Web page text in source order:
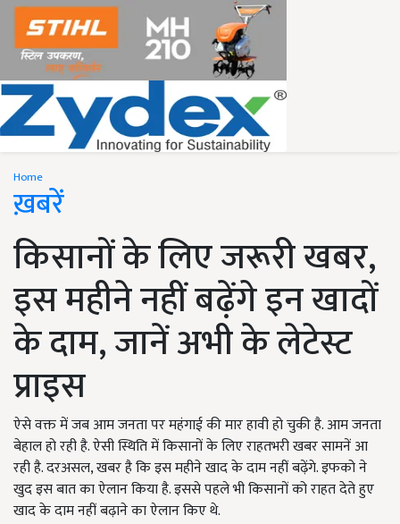
Home
ख़बरें
किसानों के लिए जरूरी खबर,
इस महीने नहीं बढ़ेंगे इन खादों
के दाम, जानें अभी के लेटेस्ट
प्राइस
ऐसे वक्त में जब आम जनता पर महंगाई की मार हावी हो चुकी है. आम जनता
बेहाल हो रही है. ऐसी स्थिति में किसानों के लिए राहतभरी खबर सामनें आ
रही है. दरअसल, खबर है कि इस महीने खाद के दाम नहीं बढ़ेंगे. इफको ने
खुद इस बात का ऐलान किया है. इससे पहले भी किसानों को राहत देते हुए
खाद के दाम नहीं बढ़ाने का ऐलान किए थे.